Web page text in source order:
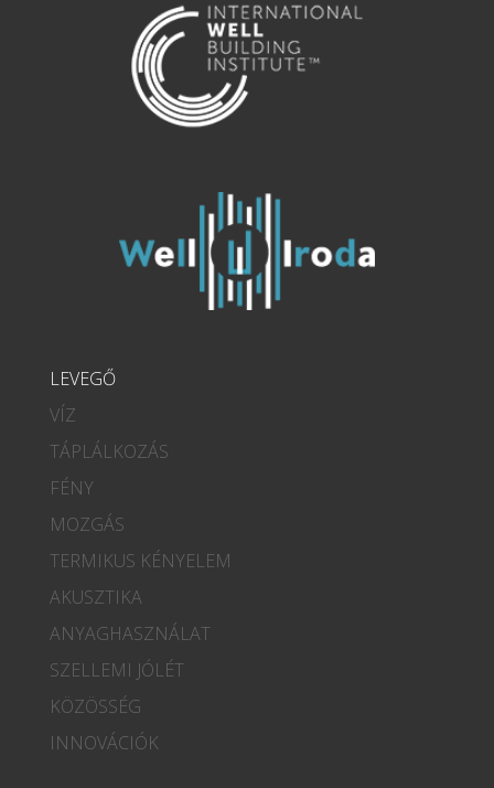
LEVEGŐ
VÍZ
TÁPLÁLKOZÁS
FÉNY
MOZGÁS
TERMIKUS KÉNYELEM
AKUSZTIKA
ANYAGHASZNÁLAT
SZELLEMI JÓLÉT
KÖZÖSSÉG
INNOVÁCIÓK